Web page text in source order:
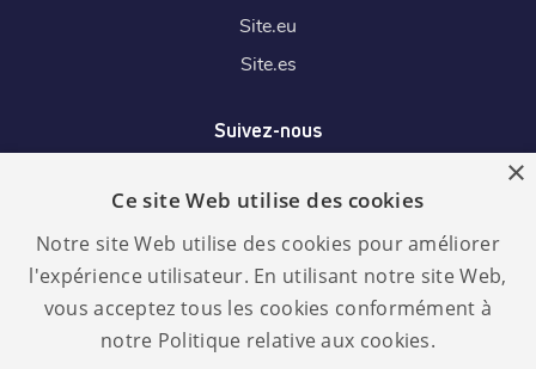
Site.eu
Site.es
Suivez-nous
Nous acceptons
×
Ce site Web utilise des cookies
Notre site Web utilise des cookies pour améliorer
l'expérience utilisateur. En utilisant notre site Web,
vous acceptez tous les cookies conformément à
notre Politique relative aux cookies.